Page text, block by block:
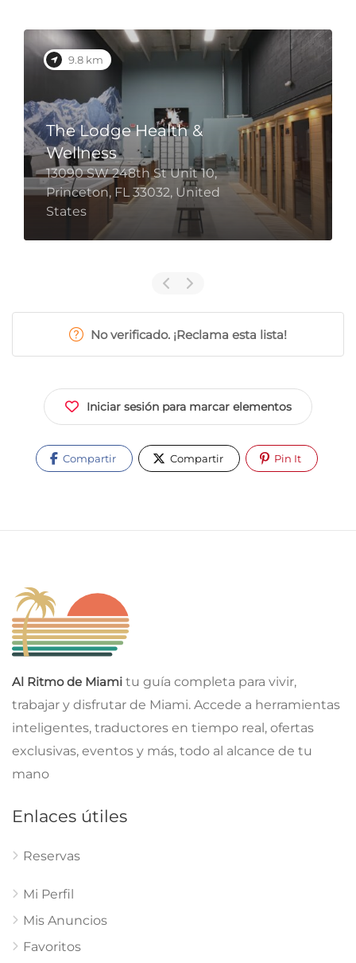
9.8 km
The Lodge Health &
Wellness
13090 SW 248th St Unit 10,
Princeton, FL 33032, United
States
No verificado. ¡Reclama esta lista!
Iniciar sesión para marcar elementos
Compartir Compartir Pin It
Al Ritmo de Miami tu guía completa para vivir,
trabajar y disfrutar de Miami. Accede a herramientas
inteligentes, traductores en tiempo real, ofertas
exclusivas, eventos y más, todo al alcance de tu
mano
Enlaces útiles
Reservas
Mi Perfil
Mis Anuncios
Favoritos